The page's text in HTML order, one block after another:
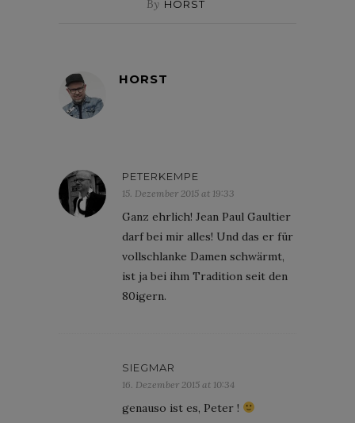
By HORST
HORST
PETERKEMPE
15. Dezember 2015 at 19:33
Ganz ehrlich! Jean Paul Gaultier
darf bei mir alles! Und das er für
vollschlanke Damen schwärmt,
ist ja bei ihm Tradition seit den
80igern.
SIEGMAR
16. Dezember 2015 at 10:34
genauso ist es, Peter !